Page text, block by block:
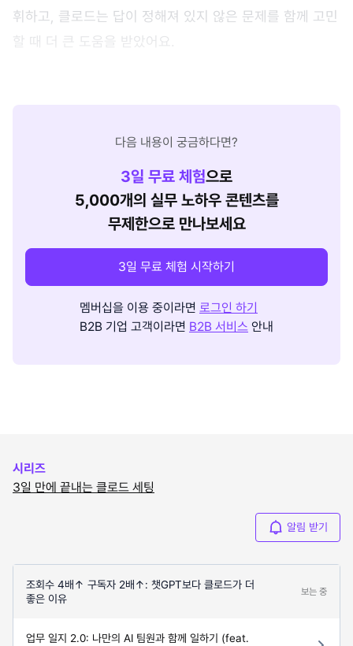
휘하고, 클로드는 답이 정해져 있지 않은 문제를 함께 고민
할 때 더 큰 도움을 받았어요.
다음 내용이 궁금하다면?
3일 무료 체험으로
5,000개의 실무 노하우 콘텐츠를
무제한으로 만나보세요
3일 무료 체험 시작하기
멤버십을 이용 중이라면 로그인 하기
B2B 기업 고객이라면 B2B 서비스 안내
시리즈
3일 만에 끝내는 클로드 세팅
알림 받기
조회수 4배↑ 구독자 2배↑: 챗GPT보다 클로드가 더
좋은 이유
보는 중
업무 일지 2.0: 나만의 AI 팀원과 함께 일하기 (feat.